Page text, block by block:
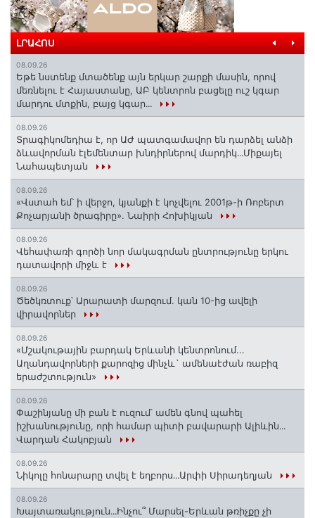
ԼՐԱՀՈՍ
08.09.26
Եթե նստենք մտածենք այն երկար շարքի մասին, որով
մեռնելու է Հայաստանը, ԱԲ կենտրոն բացելը ուշ կգար
մարդու մտքին, բայց կգար․․․
08.09.26
Տրագիկոմեդիա է, որ ԱԺ պատգամավոր են դարձել անձի
ձևավորման էլեմենտար խնդիրներով մարդիկ․․․Միքայել
Նահապետյան
08.09.26
«Վստահ եմ՝ ի վերջո, կյանքի է կոչվելու 2001թ-ի Ռոբերտ
Քոչարյանի ծրագիրը». Նաիրի Հոխիկյան
08.09.26
Վեհափառի գործի նոր մակագրման ընտրությունը երկու
դատավորի միջև է
08.09.26
Ծեծկռտուք՝ Արարատի մարզում. կան 10-ից ավելի
վիրավորներ
08.09.26
«Մշակութային բարդակ Երևանի կենտրոնում...
Աղանդավորների քարոզից մինչև` ամենաէժան ռաբիզ
երաժշտություն»
08.09.26
Փաշինյանը մի բան է ուզում՝ ամեն գնով պահել
իշխանությունը, որի համար պիտի բավարարի Ալիևին․․․
Վարդան Հակոբյան
08.09.26
Նիկոլը հոնարարը տվել է եղբորս․․․Արփի Սիրադեղյան
08.09.26
Խայտառակություն․․․Ինչու՞ Մարսել-Երևան թռիչքը չի